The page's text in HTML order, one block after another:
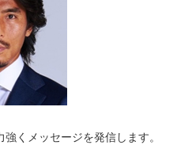
くメッセージを発信します。